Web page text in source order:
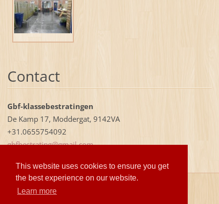
This website uses cookies to ensure you get
the best experience on our website.
Learn more
Contact
Gbf-klassebestratingen
De Kamp 17, Moddergat, 9142VA
+31.0655754092
gbfbestrating@gmail.com
© 2025 GBF-klassebestratingen.nl te Arnemuiden
Mogelijk gemaakt door het GBF-team ( ;